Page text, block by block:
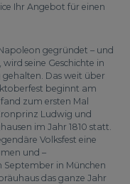
Ihr Angebot für einen
gegründet – und
seine Geschichte in
Das weit über
beginnt am
zum ersten Mal
Ludwig und
im Jahr 1810 statt.
Volksfest eine
und –
September in München
das ganze Jahr